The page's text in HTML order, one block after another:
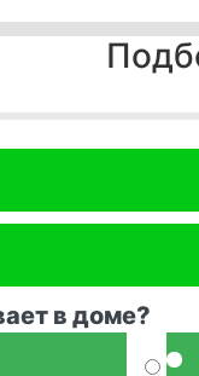
в доме?